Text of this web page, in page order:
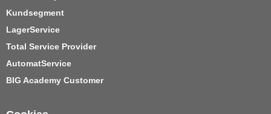
Kundsegment
LagerService
Total Service Provider
AutomatService
BIG Academy Customer